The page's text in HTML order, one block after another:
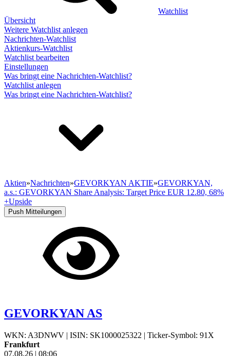
Watchlist
Übersicht
Weitere Watchlist anlegen
Nachrichten-Watchlist
Aktienkurs-Watchlist
Watchlist bearbeiten
Einstellungen
Was bringt eine Nachrichten-Watchlist?
Watchlist anlegen
Was bringt eine Nachrichten-Watchlist?
Aktien»Nachrichten»GEVORKYAN AKTIE»GEVORKYAN,
a.s.: GEVORKYAN Share Analysis: Target Price EUR 12.80, 68%
+Upside
Push Mitteilungen
GEVORKYAN AS
WKN: A3DNWV | ISIN: SK1000025322 | Ticker-Symbol: 91X
Frankfurt
07.08.26 | 08:06